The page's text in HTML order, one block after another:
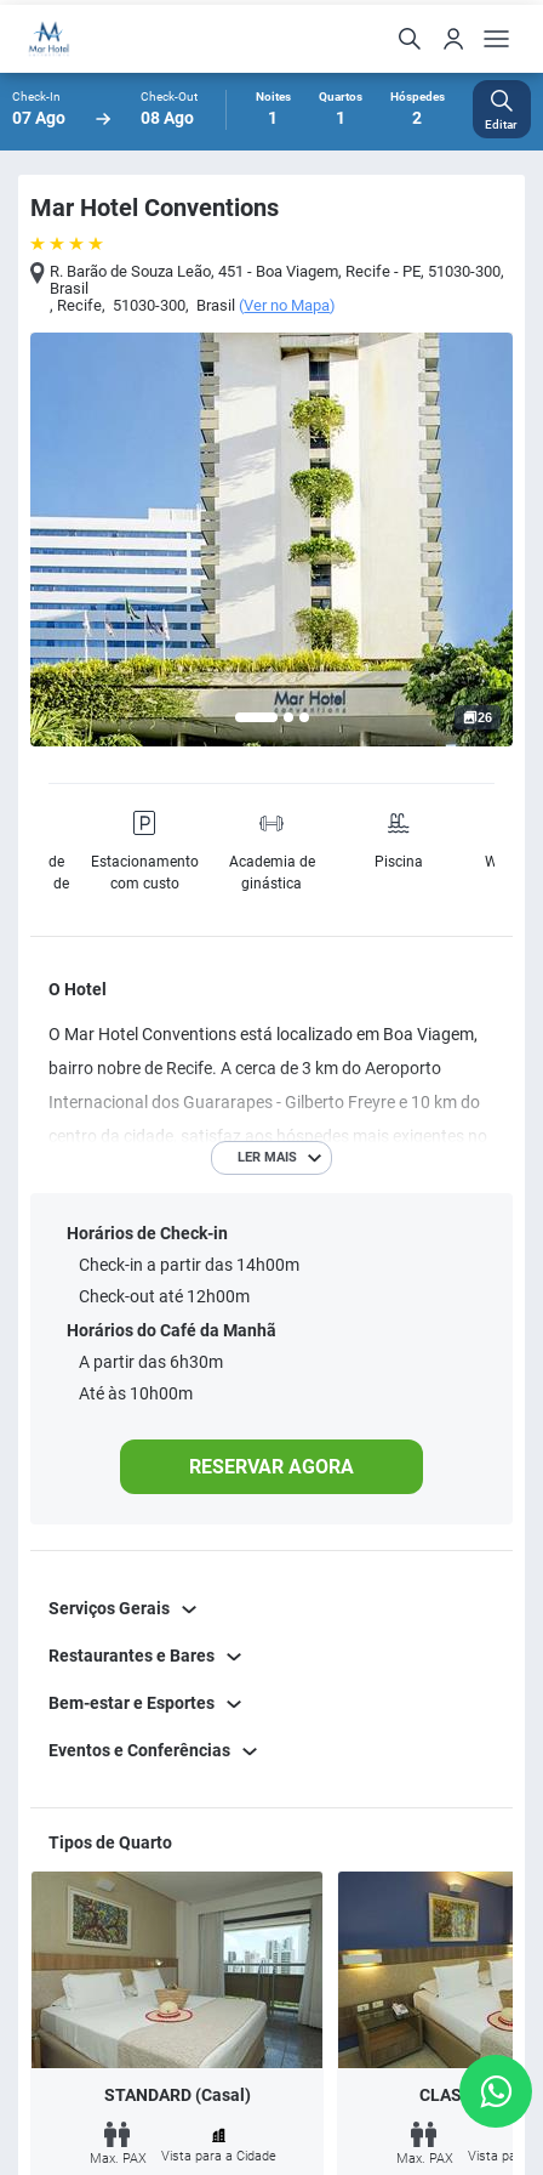
Check-In
07 Ago
Check-Out
08 Ago
Noites
1
Quartos
1
Hóspedes
2 Editar
Mar Hotel Conventions
R. Barão de Souza Leão, 451 - Boa Viagem, Recife - PE, 51030-300,
Brasil
, Recife, 51030-300, Brasil (Ver no Mapa)
26
de
Estacionamento
com custo
Academia de
ginástica
Piscina Wifi
O Hotel
O Mar Hotel Conventions está localizado em Boa Viagem,
bairro nobre de Recife. A cerca de 3 km do Aeroporto
Internacional dos Guararapes - Gilberto Freyre e 10 km do
centro da cidade, satisfaz aos hóspedes mais exigentes no
LER MAIS
Horários de Check-in
Check-in a partir das 14h00m
Check-out até 12h00m
Horários do Café da Manhã
A partir das 6h30m
Até às 10h00m
RESERVAR AGORA
Serviços Gerais
Restaurantes e Bares
Bem-estar e Esportes
Eventos e Conferências
Tipos de Quarto
STANDARD (Casal)
Max. PAX Vista para a Cidade
CLASSIC
Max. PAX Vista para a